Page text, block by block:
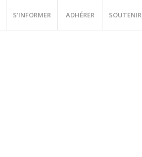
S’INFORMER ADHÉRER SOUTENIR